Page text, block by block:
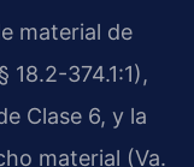
material de
18.2-374.1:1),
Clase 6, y la
material (Va.